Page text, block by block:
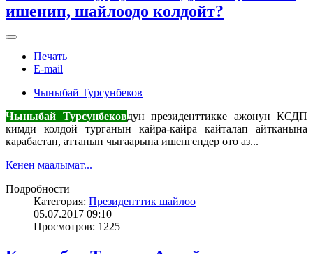
ишенип, шайлоодо колдойт?
Печать
E-mail
Чыныбай Турсунбеков
Чыныбай Турсунбековдун президенттикке ажонун КСДП
кимди колдой турганын кайра-кайра кайталап айтканына
карабастан, аттанып чыгаарына ишенгендер өтө аз...
Кенен маалымат...
Подробности
Категория: Президенттик шайлоо
05.07.2017 09:10
Просмотров: 1225